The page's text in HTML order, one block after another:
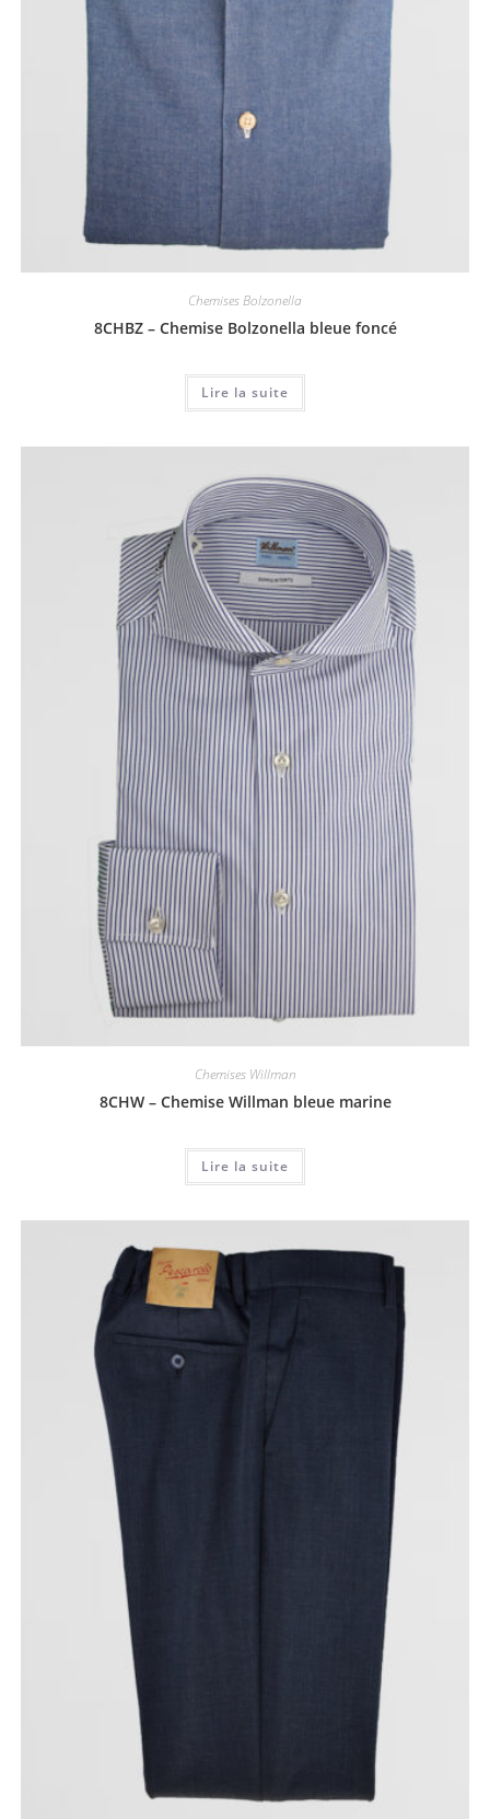
Chemises Bolzonella
8CHBZ – Chemise Bolzonella bleue foncé
Lire la suite
Chemises Willman
8CHW – Chemise Willman bleue marine
Lire la suite